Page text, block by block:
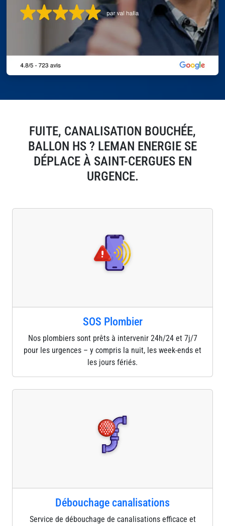
FUITE, CANALISATION BOUCHÉE,
BALLON HS ? LEMAN ENERGIE SE
DÉPLACE À SAINT-CERGUES EN
URGENCE.
SOS Plombier
Nos plombiers sont prêts à intervenir 24h/24 et 7j/7
pour les urgences – y compris la nuit, les week-ends et
les jours fériés.
Débouchage canalisations
Service de débouchage de canalisations efficace et